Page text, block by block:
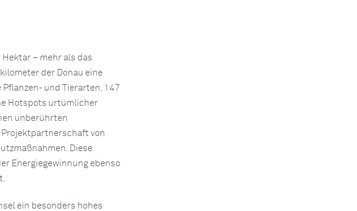
– mehr als das
der Donau eine
Pflanzen- und Tierarten. 147
Hotspots urtümlicher
unberührten
von
Diese
Energiegewinnung ebenso
ein besonders hohes